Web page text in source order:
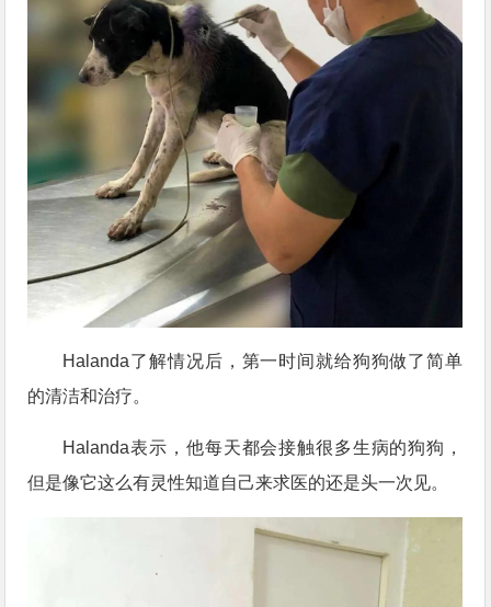
Halanda了解情况后，第一时间就给狗狗做了简单
的清洁和治疗。
Halanda表示，他每天都会接触很多生病的狗狗，
但是像它这么有灵性知道自己来求医的还是头一次见。